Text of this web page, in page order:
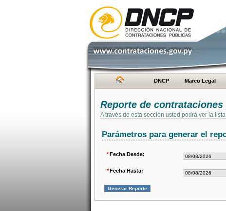
DNCP Marco Legal
Reporte de
A través de esta sección usted podrá ver la
Parámetros para generar el
*Fecha Desde:
*Fecha Hasta: